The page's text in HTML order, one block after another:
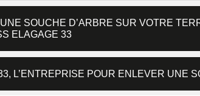
SOUCHE D’ARBRE SUR VOTRE
ELAGAGE 33
L’ENTREPRISE POUR ENLEVER UNE